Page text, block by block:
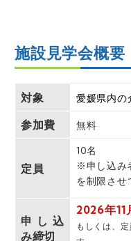
施設見学会概要
対象 愛媛県内の
参加費 無料
定員
10名
※申し込み
を制限させ
申し込
み締切
2026年11
もしくは、